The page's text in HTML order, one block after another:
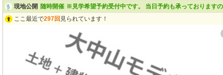
７２８０㈱Ｍｉｒａｉｅホームまでご連絡下さい🎵
現地公開 随時開催 ※見学希望予約受付中です。 当日予約も承っております
ここ最近で297回 見られています！